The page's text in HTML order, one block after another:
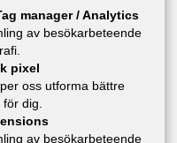
manager / Analytics
av besökarbeteende
pixel
oss utforma bättre
dig.
av besökarbeteende